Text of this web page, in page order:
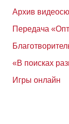
Архив
Передача
«В поисках
Игры онлайн